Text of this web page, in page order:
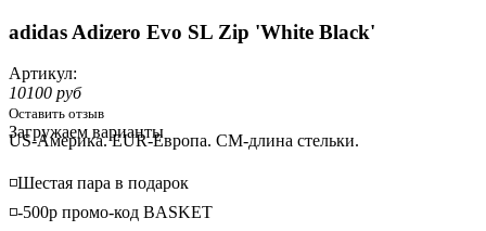
adidas Adizero Evo SL Zip 'White Black'
Артикул:
10100 руб
Оставить отзыв
Loading...
Загружаем варианты
US-Америка. EUR-Европа. CM-длина стельки.
◽️Шестая пара в подарок
◽️-500р промо-код BASKET